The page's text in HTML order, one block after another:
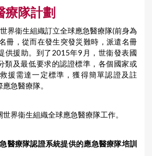
療隊計劃
界衞生組織訂立全球應急醫療隊(前身為
冊，從而在發生突發災難時，派遣名冊
供援助。到了2015年9月，世衞發表國
類及最低要求的認證標準，各個國家或
援需達一定標準，獲得簡單認證及註
急醫療隊。
界衞生組織全球應急醫療隊工作。
醫療隊認證系統提供的應急醫療隊培訓